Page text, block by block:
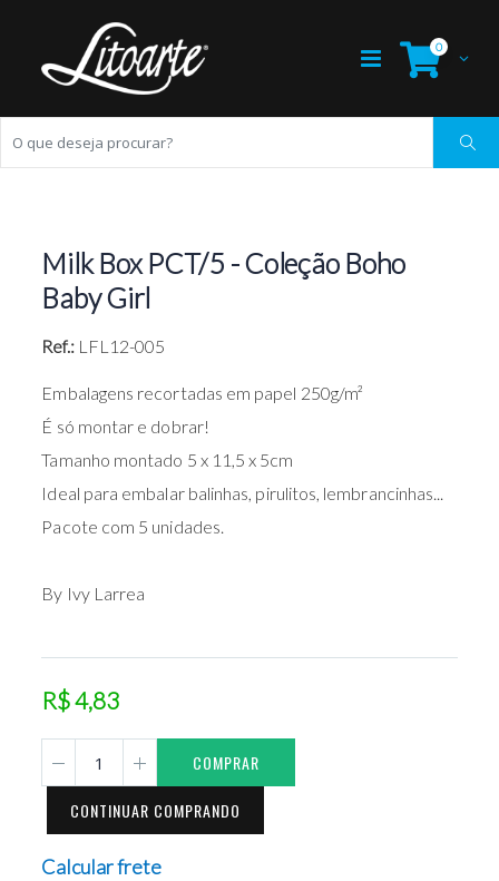
0
Milk Box PCT/5 - Coleção Boho
Baby Girl
Ref.: LFL12-005
Embalagens recortadas em papel 250g/m²
É só montar e dobrar!
Tamanho montado 5 x 11,5 x 5cm
Ideal para embalar balinhas, pirulitos, lembrancinhas...
Pacote com 5 unidades.
By Ivy Larrea
R$ 4,83
COMPRAR
CONTINUAR COMPRANDO
Calcular frete